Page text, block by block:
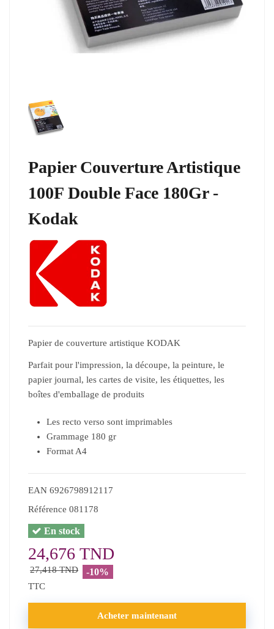
Papier Couverture Artistique
100F Double Face 180Gr -
Kodak
Papier de couverture artistique KODAK
Parfait pour l'impression, la découpe, la peinture, le
papier journal, les cartes de visite, les étiquettes, les
boîtes d'emballage de produits
Les recto verso sont imprimables
Grammage 180 gr
Format A4
EAN 6926798912117
Référence 081178
En stock
24,676 TND
27,418 TND -10%
TTC
Acheter maintenant